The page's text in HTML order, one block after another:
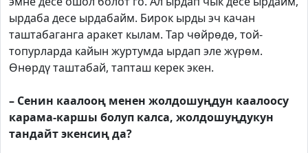
ырдаба десе ырдабайм. Бирок ырды эч качан
таштабаганга аракет кылам. Тар чөйрөдө, той-
топурларда кайын журтумда ырдап эле жүрөм.
Өнөрдү таштабай, тапташ керек экен.
– Сенин каалооң менен жолдошуңдун каалоосу
карама-каршы болуп калса, жолдошуңдукун
тандайт экенсиң да?